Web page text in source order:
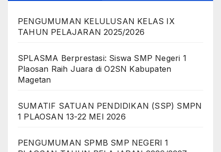
PENGUMUMAN KELULUSAN KELAS IX
TAHUN PELAJARAN 2025/2026
SPLASMA Berprestasi: Siswa SMP Negeri 1
Plaosan Raih Juara di O2SN Kabupaten
Magetan
SUMATIF SATUAN PENDIDIKAN (SSP) SMPN
1 PLAOSAN 13-22 MEI 2026
PENGUMUMAN SPMB SMP NEGERI 1